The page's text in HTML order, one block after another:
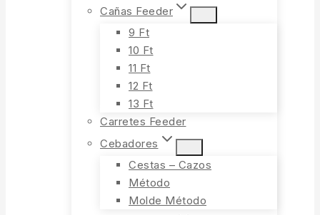
Cañas Feeder
9 Ft
10 Ft
11 Ft
12 Ft
13 Ft
Carretes Feeder
Cebadores
Cestas – Cazos
Método
Molde Método